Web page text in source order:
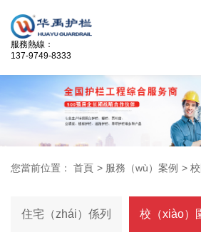
服務熱線：
137-9749-8333
您當前位置： 首頁 > 服務（wù）案例 >
住宅（zhái）係列 校（xiào）